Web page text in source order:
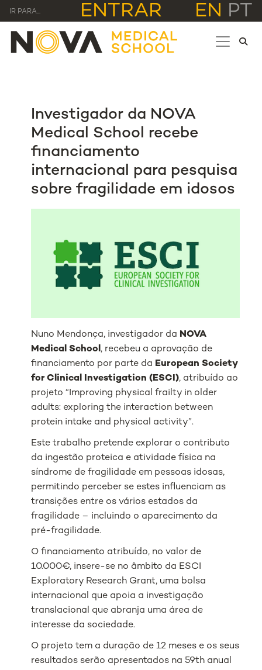
IR PARA... ENTRAR EN PT
Investigador da NOVA
Medical School recebe
financiamento
internacional para pesquisa
sobre fragilidade em idosos
Nuno Mendonça, investigador da NOVA
Medical School, recebeu a aprovação de
financiamento por parte da European Society
for Clinical Investigation (ESCI), atribuído ao
projeto “Improving physical frailty in older
adults: exploring the interaction between
protein intake and physical activity”.
Este trabalho pretende explorar o contributo
da ingestão proteica e atividade física na
síndrome de fragilidade em pessoas idosas,
permitindo perceber se estes influenciam as
transições entre os vários estados da
fragilidade – incluindo o aparecimento da
pré-fragilidade.
O financiamento atribuído, no valor de
10.000€, insere-se no âmbito da ESCI
Exploratory Research Grant, uma bolsa
internacional que apoia a investigação
translacional que abranja uma área de
interesse da sociedade.
O projeto tem a duração de 12 meses e os seus
resultados serão apresentados na 59th anual